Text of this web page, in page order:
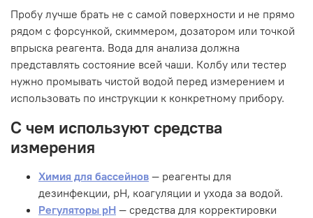
Пробу лучше брать не с самой поверхности и не прямо
рядом с форсункой, скиммером, дозатором или точкой
впрыска реагента. Вода для анализа должна
представлять состояние всей чаши. Колбу или тестер
нужно промывать чистой водой перед измерением и
использовать по инструкции к конкретному прибору.
С чем используют средства
измерения
Химия для бассейнов — реагенты для
дезинфекции, pH, коагуляции и ухода за водой.
Регуляторы pH — средства для корректировки